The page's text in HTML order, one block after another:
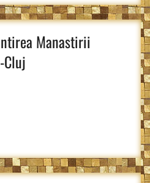
Manastirii
Cluj